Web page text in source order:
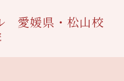
愛媛県・松山校